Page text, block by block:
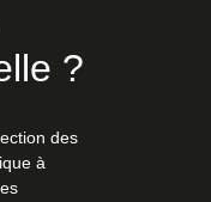
?
des
à